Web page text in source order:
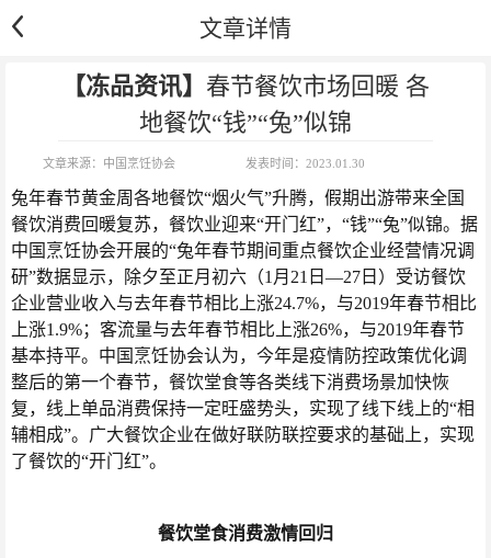
文章详情
【冻品资讯】 春节餐饮市场回暖 各
地餐饮“钱”“兔”似锦
文章来源： 中国烹饪协会 发表时间： 2023.01.30
兔年春节黄金周各地餐饮“烟火气”升腾，假期出游带来全国
餐饮消费回暖复苏，餐饮业迎来“开门红”，“钱”“兔”似锦。据
中国烹饪协会开展的“兔年春节期间重点餐饮企业经营情况调
研”数据显示，除夕至正月初六（1月21日—27日）受访餐饮
企业营业收入与去年春节相比上涨24.7%，与2019年春节相比
上涨1.9%；客流量与去年春节相比上涨26%，与2019年春节
基本持平。中国烹饪协会认为，今年是疫情防控政策优化调
整后的第一个春节，餐饮堂食等各类线下消费场景加快恢
复，线上单品消费保持一定旺盛势头，实现了线下线上的“相
辅相成”。广大餐饮企业在做好联防联控要求的基础上，实现
了餐饮的“开门红”。
餐饮堂食消费激情回归